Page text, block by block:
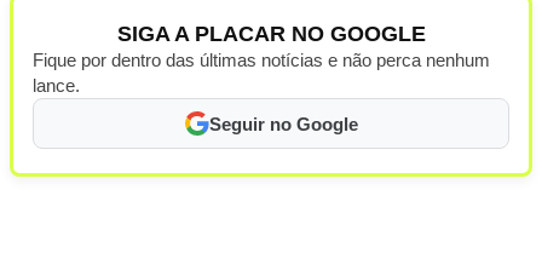
SIGA A PLACAR NO GOOGLE
Fique por dentro das últimas notícias e não perca nenhum
lance.
Seguir no Google